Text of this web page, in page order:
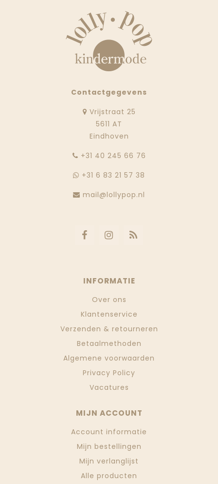
Contactgegevens
Vrijstraat 25
5611 AT
Eindhoven
‭+31 40 245 66 76
+31 6 83 21 57 38
mail@lollypop.nl
INFORMATIE
Over ons
Klantenservice
Verzenden & retourneren
Betaalmethoden
Algemene voorwaarden
Privacy Policy
Vacatures
MIJN ACCOUNT
Account informatie
Mijn bestellingen
Mijn verlanglijst
Alle producten